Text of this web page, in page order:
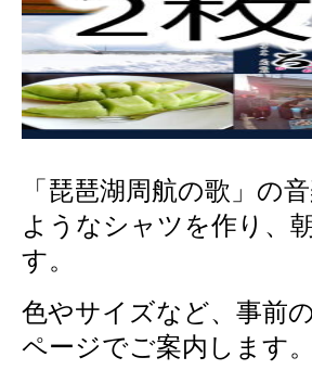
「琵琶湖周航の歌」の
ようなシャツを作り、
す。
色やサイズなど、事前
ページでご案内します。